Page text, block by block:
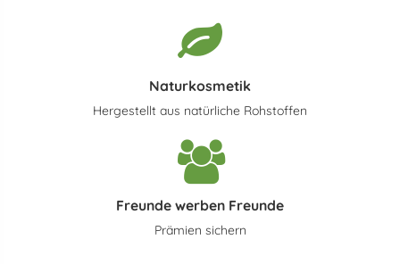
Naturkosmetik
Hergestellt aus natürliche Rohstoffen
Freunde werben Freunde
Prämien sichern